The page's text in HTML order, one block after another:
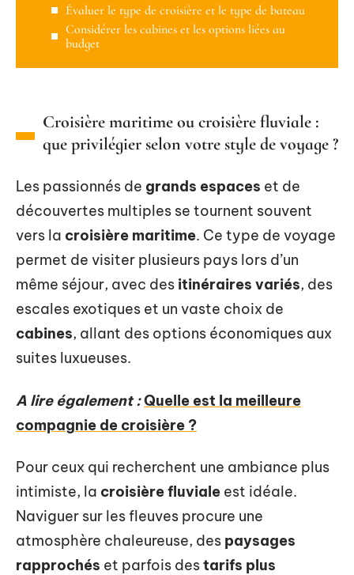
Évaluer le type de croisière et le type de bateau
Considérer les cabines et les options liées au
budget
Croisière maritime ou croisière fluviale :
que privilégier selon votre style de voyage ?
Les passionnés de grands espaces et de
découvertes multiples se tournent souvent
vers la croisière maritime. Ce type de voyage
permet de visiter plusieurs pays lors d’un
même séjour, avec des itinéraires variés, des
escales exotiques et un vaste choix de
cabines, allant des options économiques aux
suites luxueuses.
A lire également :Quelle est la meilleure
compagnie de croisière ?
Pour ceux qui recherchent une ambiance plus
intimiste, la croisière fluviale est idéale.
Naviguer sur les fleuves procure une
atmosphère chaleureuse, des paysages
rapprochés et parfois destarifs plus